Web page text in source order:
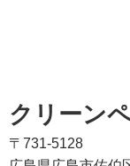
クリーン
〒731-5128